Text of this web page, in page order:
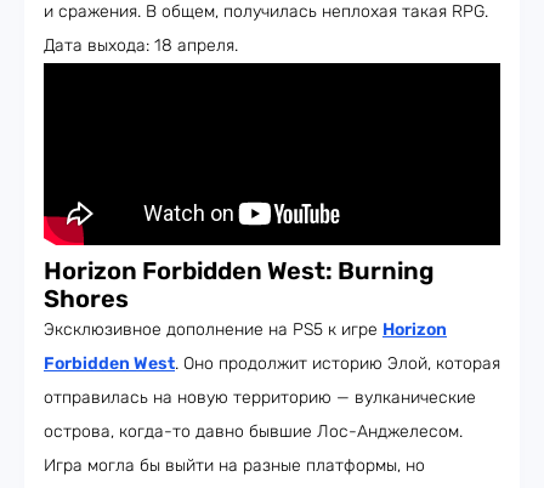
и сражения. В общем, получилась неплохая такая RPG.
Дата выхода: 18 апреля.
Horizon Forbidden West: Burning
Shores
Эксклюзивное дополнение на PS5 к игре Horizon
Forbidden West. Оно продолжит историю Элой, которая
отправилась на новую территорию — вулканические
острова, когда-то давно бывшие Лос-Анджелесом.
Игра могла бы выйти на разные платформы, но